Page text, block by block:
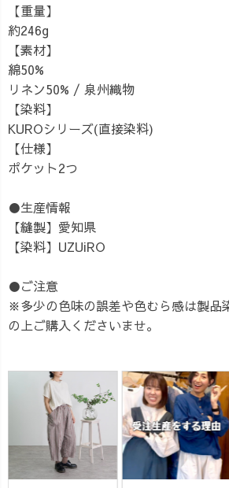
【重量】
約246g
【素材】
綿50%
リネン50% / 泉州織物
【染料】
KUROシリーズ(直接染料)
【仕様】
ポケット2つ
●生産情報
【縫製】愛知県
【染料】UZUiRO
●ご注意
※多少の色味の誤差や色むら感は製品
の上ご購入くださいませ。